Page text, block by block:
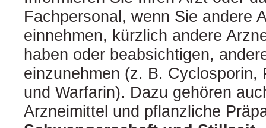
Fachpersonal, wenn Sie andere
einnehmen, kürzlich andere
haben oder beabsichtigen,
einzunehmen (z. B. Cyclosporin,
und Warfarin). Dazu gehören
Arzneimittel und pflanzliche